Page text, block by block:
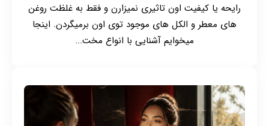
رایحه یا کیفیت اون تاثیری نمیزارن و فقط به غلظت روغن
های معطر و الکل های موجود توی اون برمیگردن. اینجا
میخوایم آشنایی با انواع مخت...